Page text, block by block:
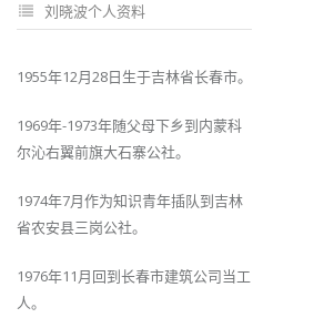
刘晓波个人资料
1955年12月28日生于吉林省长春市。
1969年-1973年随父母下乡到内蒙科
尔沁右翼前旗大石寨公社。
1974年7月作为知识青年插队到吉林
省农安县三岗公社。
1976年11月回到长春市建筑公司当工
人。